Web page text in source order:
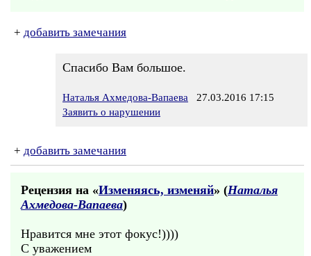
+ добавить замечания
Спасибо Вам большое.
Наталья Ахмедова-Вапаева 27.03.2016 17:15
Заявить о нарушении
+ добавить замечания
Рецензия на «Изменяясь, изменяй» (Наталья
Ахмедова-Вапаева)
Нравится мне этот фокус!))))
С уважением